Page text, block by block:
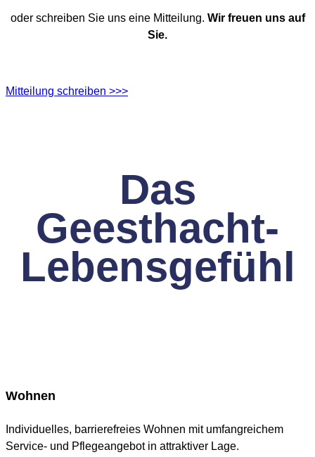
oder schreiben Sie uns eine Mitteilung. Wir freuen uns auf
Sie.
Mitteilung schreiben >>>
Das
Geesthacht-
Lebensgefühl
Wohnen
Individuelles, barrierefreies Wohnen mit umfangreichem
Service- und Pflegeangebot in attraktiver Lage.